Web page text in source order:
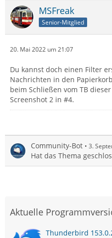
MSFreak
Senior-Mitglied
20. Mai 2022 um 21:07
Du kannst doch einen Filter
Nachrichten in den
beim Schließen vom TB
Screenshot 2 in #4.
Community-Bot 3.
Hat das Thema
Aktuelle
Thunderbird